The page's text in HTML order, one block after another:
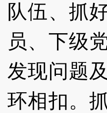
队伍、抓
员、下级
发现问题
环相扣。